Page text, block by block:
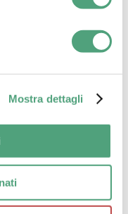
Mostra dettagli